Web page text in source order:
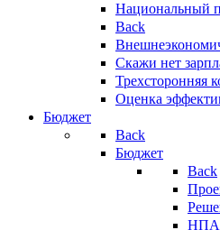
Национальный
Back
Скажи нет
Трехсторонняя
Оценка
Бюджет
Back
Бюджет
Back
НПА